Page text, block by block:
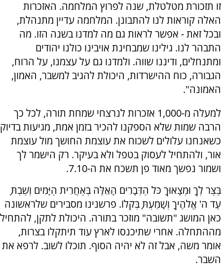
זו תזכורת מטלטלת, שנה לפרוץ המלחמה. האזכרות
האלה קוראות לנו להתבונן. המלחמה עדיין מתנהלת,
ובכל זאת - אפשר לראות גם מה למדנו בשנה הזו. מה
התבהר לנו. גילינו שמבחינת אויבינו כולנו יהודים
ומתנחלים, ודיננו שווה. ולמדנו גם על עצמנו, על הרוח,
הגבורה, כוח ההישרדות, היכולת להגיב למשבר, האמון,
האמונה".
למעלה מ-1,000 אזכרות לנרצחי שמחת תורה, לכל כך
הרבה שמות שלא הספקנו להכיר בזמן אמת, מגיעות בדיוק
כשאנחנו עלולים לשכוח את עוצמת החושך מול עוצמת
אור, ולהתחיל לעסוק בטפל ולא בעיקר. רק הישמר לך
ושמור נפשך מאוד פן תשכח את ה-7.10.
בַּצַּר לְךָ וּמְצָאוּךָ כֹּל הַדְּבָרִים הָאֵלֶּה בְּאַחֲרִית הַיָּמִים וְשַׁבְתָּ
עַד ה' אֱלֹהֶיךָ וְשָׁמַעְתָּ בְּקֹלוֹ. פרשנינו מסבירים שלראשונה
כאן המושג "תשובה" מוזכר בתורה. היכולת לתקן, להתחיל
מההתחלה. אחרי שתיכנסו לארץ עוד תיתקלו בצרות,
אומר משה, אבל זה לא יהיה הסוף. תוכלו לשוב. לרפא את
השבר.